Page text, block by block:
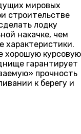
мировых
строительстве
лодку
накачке, чем
характеристики.
хорошую курсовую
гарантирует
прочность
к берегу и